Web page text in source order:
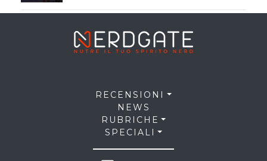
RECENSIONI
NEWS
RUBRICHE
SPECIALI